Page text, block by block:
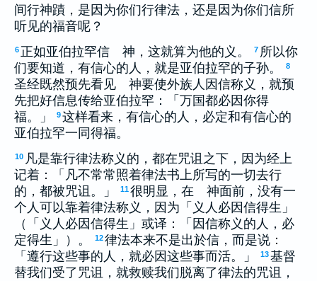
间行神蹟，是因为你们行律法，还是因为你们信所
听见的福音呢？
6 正如亚伯拉罕信 神，这就算为他的义。 7 所以你
们要知道，有信心的人，就是亚伯拉罕的子孙。
8
圣经既然预先看见 神要使外族人因信称义，就预
先把好信息传给亚伯拉罕：「万国都必因你得
福。」
9这样看来，有信心的人，必定和有信心的
亚伯拉罕一同得福。
10 凡是靠行律法称义的，都在咒诅之下，因为经上
记着：「凡不常常照着律法书上所写的一切去行
的，都被咒诅。」
11很明显，在 神面前，没有一
个人可以靠着律法称义，因为「义人必因信得生」
（「义人必因信得生」或译：「因信称义的人，必
定得生」）。
12律法本来不是出於信，而是说：
「遵行这些事的人，就必因这些事而活。」
13基督
替我们受了咒诅，就救赎我们脱离了律法的咒诅，